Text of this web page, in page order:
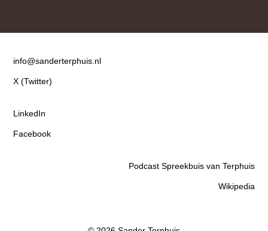
Contact
info@sanderterphuis.nl
X (Twitter)
LinkedIn
Facebook
Podcast Spreekbuis van Terphuis
Wikipedia